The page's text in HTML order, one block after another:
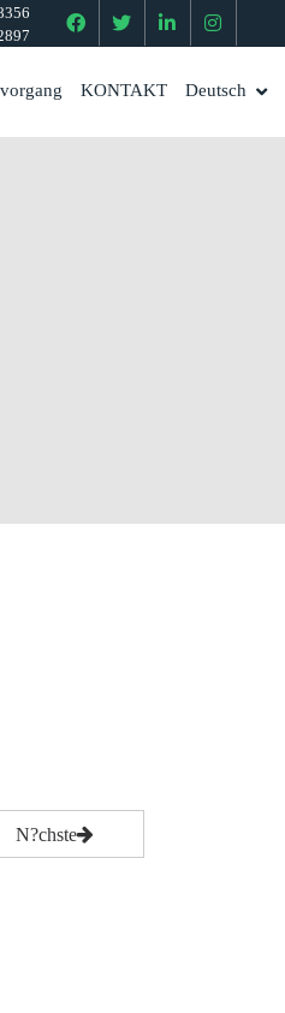
KONTAKT Deutsch
N?chste